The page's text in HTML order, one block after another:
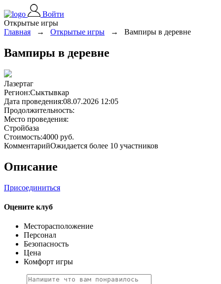
Войти
Открытые игры
Главная
→ Открытые игры → Вампиры в деревне
Вампиры в деревне
Лазертаг
Регион:Сыктывкар
Дата проведения:08.07.2026 12:05
Продолжительность:
Место проведения:
Стройбаза
Стоимость:4000 руб.
КомментарийОжидается более 10 участников
Описание
Присоединиться
Оцените клуб
Месторасположение
Персонал
Безопасность
Цена
Комфорт игры